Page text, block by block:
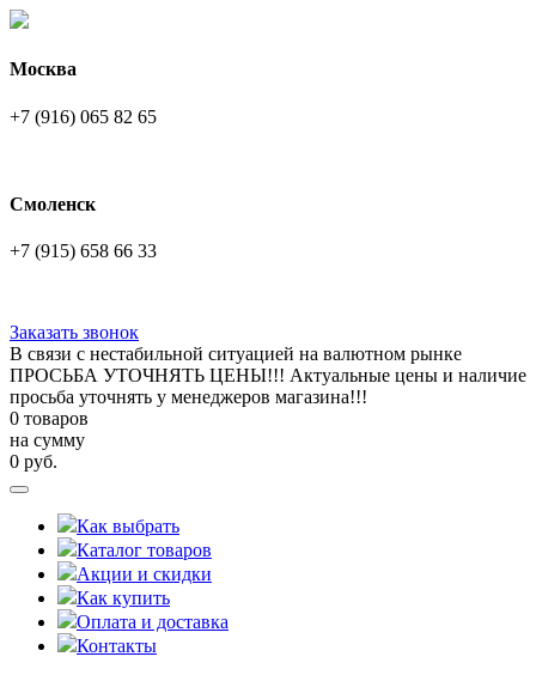
Москва
+7 (916) 065 82 65
Смоленск
+7 (915) 658 66 33
Заказать звонок
В связи с нестабильной ситуацией на валютном рынке
ПРОСЬБА УТОЧНЯТЬ ЦЕНЫ!!! Актуальные цены и наличие
просьба уточнять у менеджеров магазина!!!
0 товаров
на сумму
0 руб.
Как выбрать
Каталог товаров
Акции и скидки
Как купить
Оплата и доставка
Контакты